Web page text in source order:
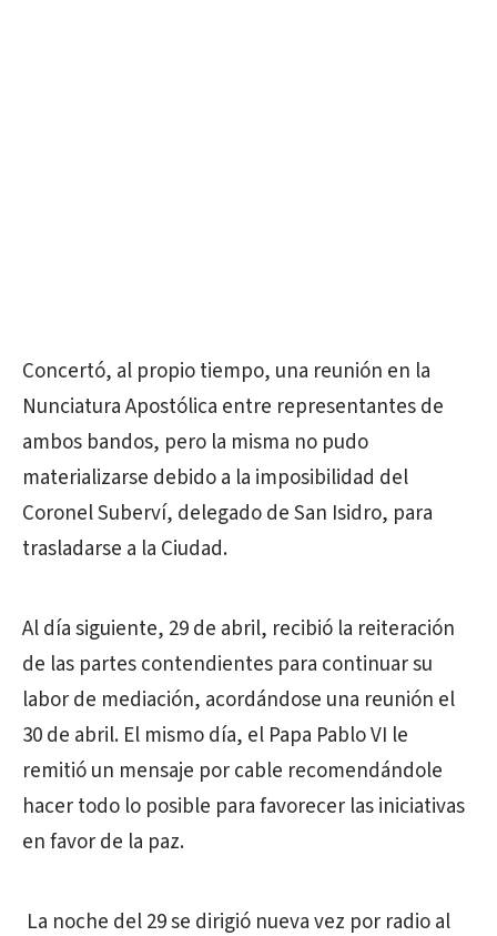
Concertó, al propio tiempo, una reunión en la
Nunciatura Apostólica entre representantes de
ambos bandos, pero la misma no pudo
materializarse debido a la imposibilidad del
Coronel Suberví, delegado de San Isidro, para
trasladarse a la Ciudad.
Al día siguiente, 29 de abril, recibió la reiteración
de las partes contendientes para continuar su
labor de mediación, acordándose una reunión el
30 de abril. El mismo día, el Papa Pablo VI le
remitió un mensaje por cable recomendándole
hacer todo lo posible para favorecer las iniciativas
en favor de la paz.
La noche del 29 se dirigió nueva vez por radio al